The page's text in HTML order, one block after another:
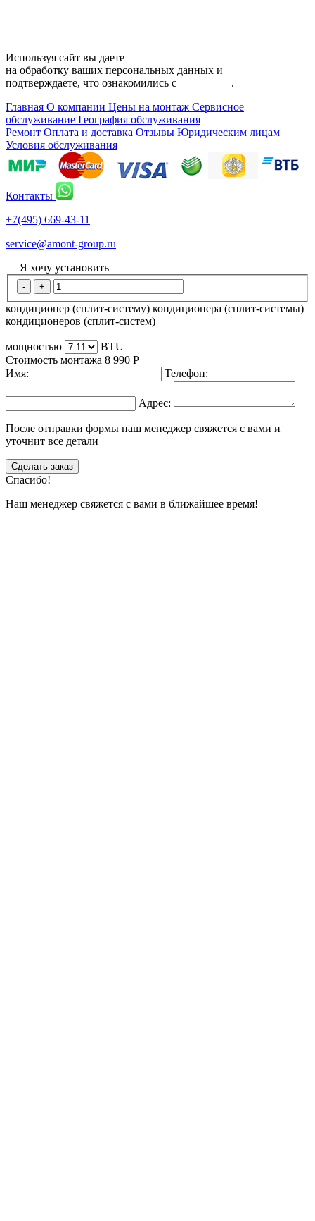
Используя сайт вы даете
на обработку ваших персональных данных и
подтверждаете, что ознакомились с
.
Главная О компании Цены на монтаж Сервисное
обслуживание География обслуживания
Ремонт Оплата и доставка Отзывы Юридическим лицам
Условия обслуживания
Контакты
+7(495) 669-43-11
service@amont-group.ru
— Я хочу установить
- +
кондиционер (сплит-систему) кондиционера (сплит-системы)
кондиционеров (сплит-систем)
мощностью
BTU
Стоимость монтажа 8 990 Р
Имя:
Телефон:
Адрес:
После отправки формы наш менеджер свяжется с вами и
уточнит все детали
Сделать заказ
Спасибо!
Наш менеджер свяжется с вами в ближайшее время!